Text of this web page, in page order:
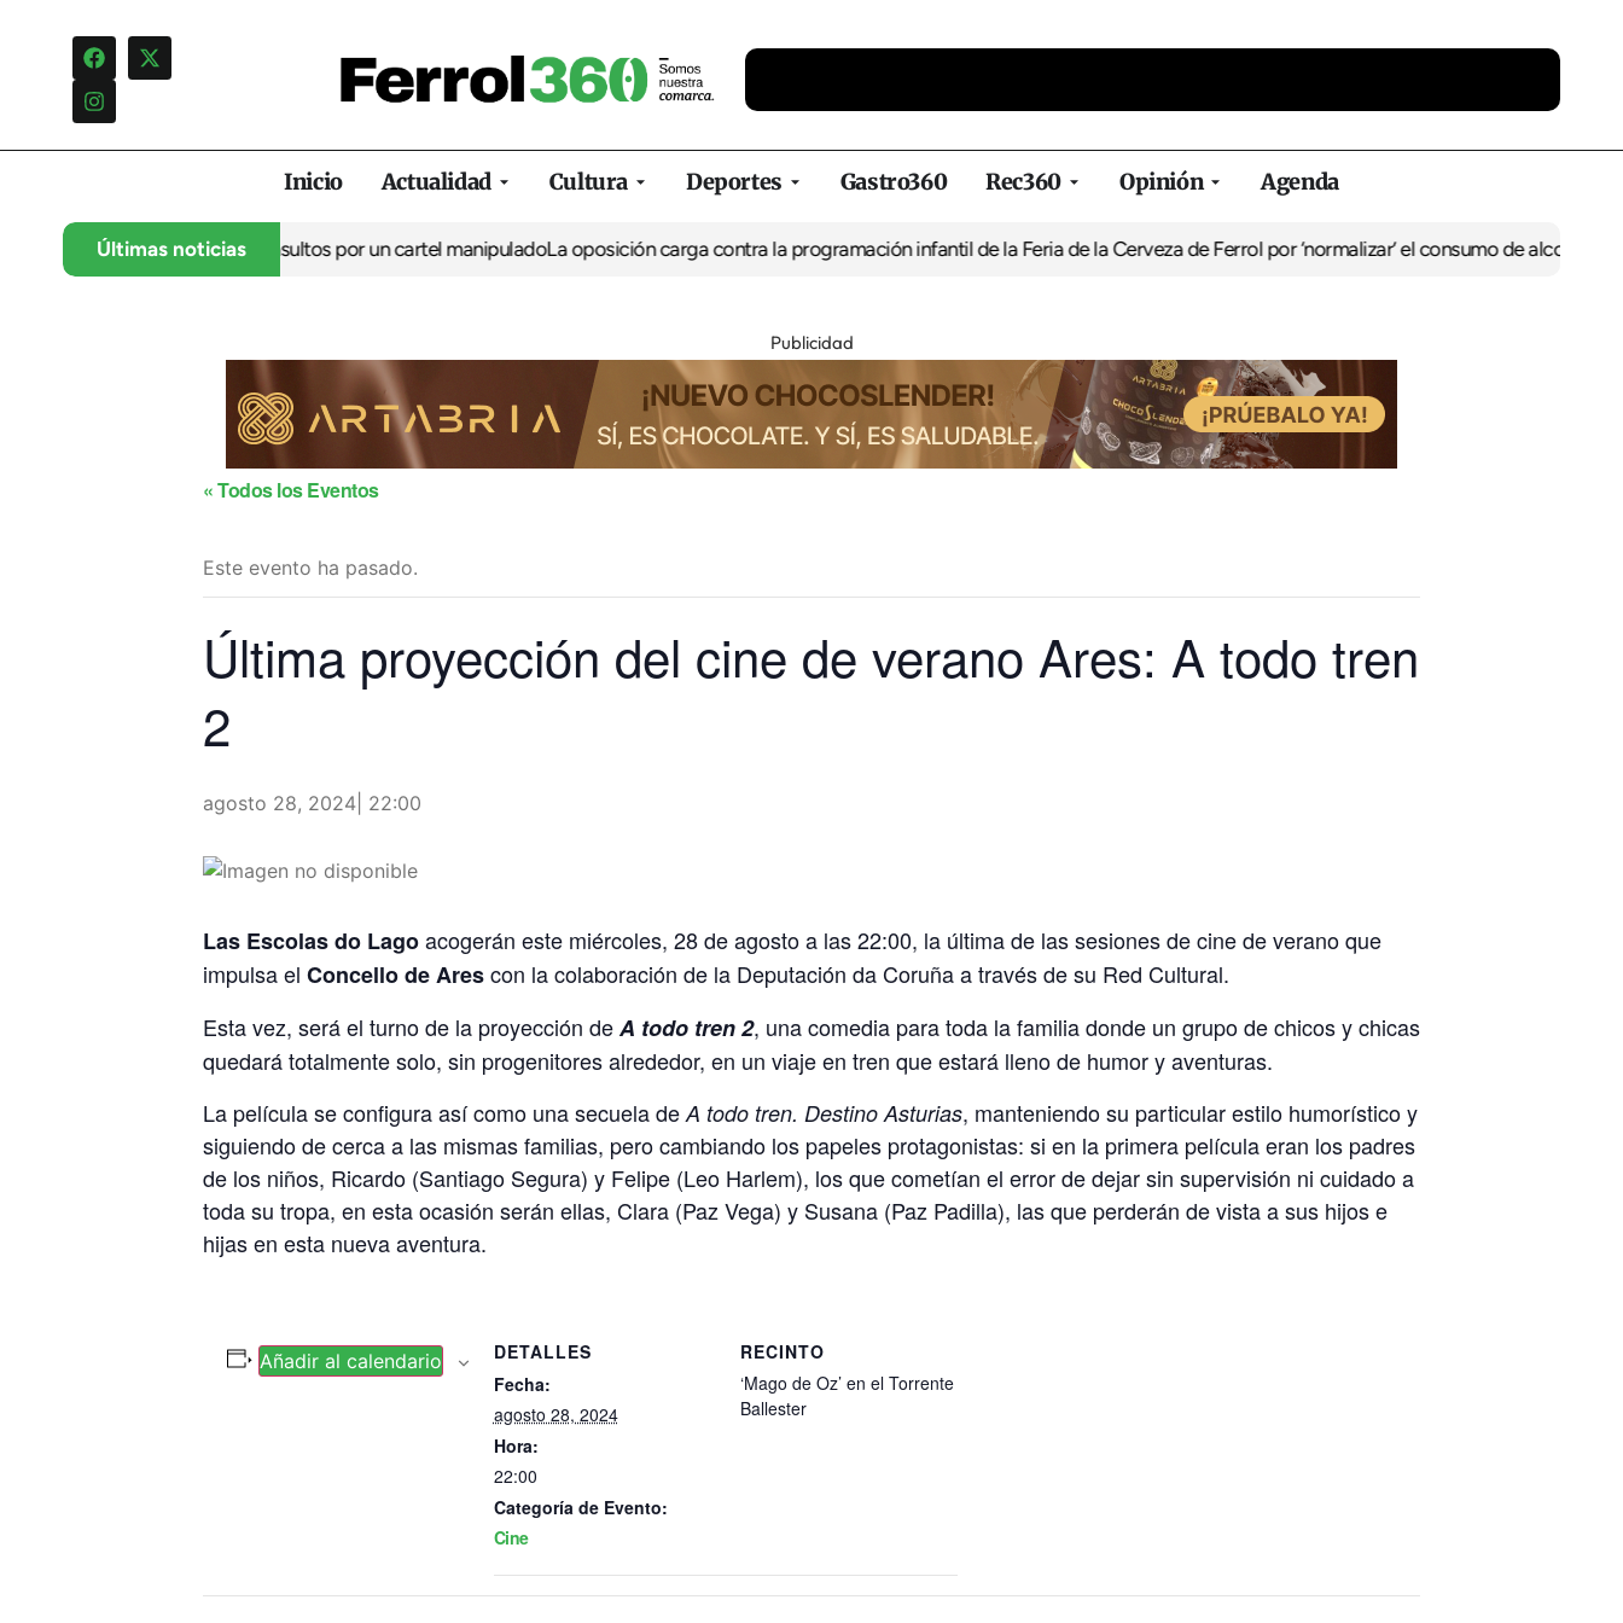
Inicio Actualidad Cultura Deportes Gastro360 Rec360 Opinión Agenda
Últimas noticias
denuncia una campaña de insultos por un cartel manipuladoLa oposición carga contra la programación infantil de la Feria de la Cerveza de Ferrol por ‘normalizar’ el consumo de alcohol
Publicidad
« Todos los Eventos
Este evento ha pasado.
Última proyección del cine de verano Ares: A todo tren
2
agosto 28, 2024| 22:00
Las Escolas do Lagoacogerán este miércoles, 28 de agosto a las 22:00, la última de las sesiones de cine de verano que
impulsa el Concello de Arescon la colaboración de la Deputación da Coruña a través de su Red Cultural.
Esta vez, será el turno de la proyección deA todo tren 2, una comedia para toda la familia donde un grupo de chicos y chicas
quedará totalmente solo, sin progenitores alrededor, en un viaje en tren que estará lleno de humor y aventuras.
La película se configura así como una secuela de A todo tren. Destino Asturias, manteniendo su particular estilo humorístico y
siguiendo de cerca a las mismas familias, pero cambiando los papeles protagonistas: si en la primera película eran los padres
de los niños, Ricardo (Santiago Segura) y Felipe (Leo Harlem), los que cometían el error de dejar sin supervisión ni cuidado a
toda su tropa, en esta ocasión serán ellas, Clara (Paz Vega) y Susana (Paz Padilla), las que perderán de vista a sus hijos e
hijas en esta nueva aventura.
Añadir al calendario
DETALLES
Fecha:
agosto 28, 2024
Hora:
22:00
Categoría de Evento:
Cine
RECINTO
‘Mago de Oz’ en el Torrente
Ballester